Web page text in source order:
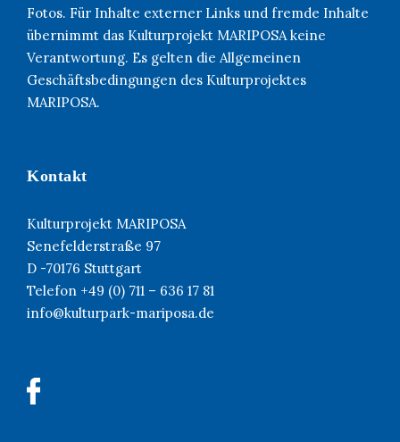
Fotos. Für Inhalte externer Links und fremde Inhalte
übernimmt das Kulturprojekt MARIPOSA keine
Verantwortung. Es gelten die Allgemeinen
Geschäftsbedingungen des Kulturprojektes
MARIPOSA.
Kontakt
Kulturprojekt MARIPOSA
Senefelderstraße 97
D -70176 Stuttgart
Telefon +49 (0) 711 – 636 17 81
info@kulturpark-mariposa.de